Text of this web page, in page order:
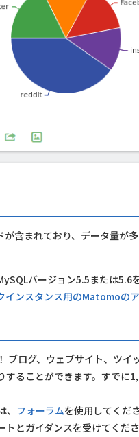
含まれており、データ量が
バージョン5.5または
インスタンス用のMatomoの
ログ、ウェブサイト、ツイ
することができます。すで
フォーラムを使用してくださ
とガイダンスを受けてくださ